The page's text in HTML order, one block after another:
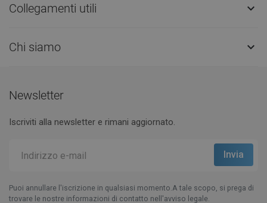
Collegamenti utili 
Chi siamo 
Newsletter
Iscriviti alla newsletter e rimani aggiornato.
Puoi annullare l'iscrizione in qualsiasi momento.A tale scopo, si prega di
trovare le nostre informazioni di contatto nell'avviso legale.